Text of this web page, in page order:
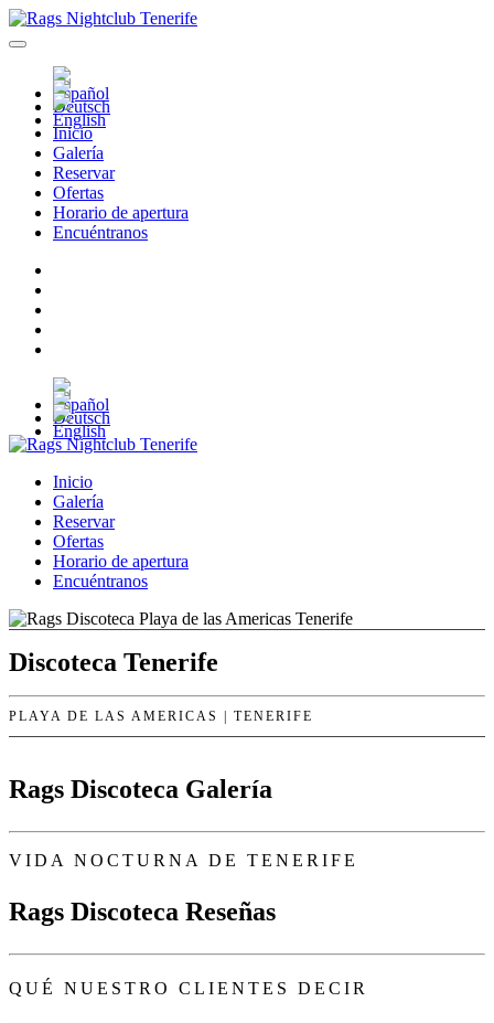
Inicio
Galería
Reservar
Ofertas
Horario de apertura
Encuéntranos
Inicio
Galería
Reservar
Ofertas
Horario de apertura
Encuéntranos
Discoteca Tenerife
PLAYA DE LAS AMERICAS | TENERIFE
Rags Discoteca Galería
VIDA NOCTURNA DE TENERIFE
Rags Discoteca Reseñas
QUÉ NUESTRO CLIENTES DECIR